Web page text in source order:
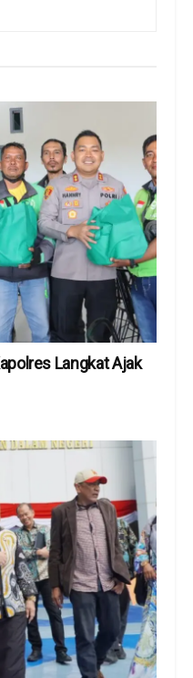
Langkat Ajak